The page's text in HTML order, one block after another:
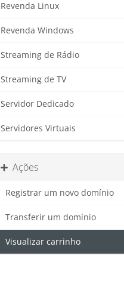
Revenda Linux
Revenda Windows
Streaming de Rádio
Streaming de TV
Servidor Dedicado
Servidores Virtuais
Ações
Registrar um novo domínio
Transferir um domínio
Visualizar carrinho